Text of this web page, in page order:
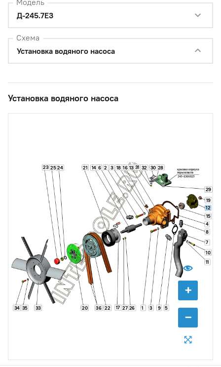
Д-245.7Е3
Схема
Установка водяного насоса
Установка водяного насоса
+
−
1
2 3
3
4
5
6
7
8
9
10
11
12
13
14
15
16
17
18
19
20
21
22
23 24
25
26
27
28
29
30
31 32
33
34 35 36